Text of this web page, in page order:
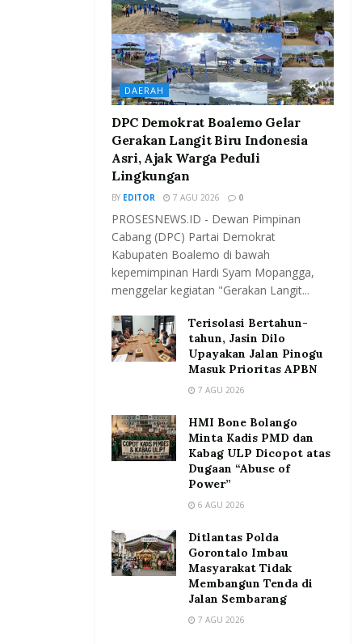
DAERAH
DPC Demokrat Boalemo Gelar
Gerakan Langit Biru Indonesia
Asri, Ajak Warga Peduli
Lingkungan
BY EDITOR 7 AGU 2026 0
PROSESNEWS.ID - Dewan Pimpinan
Cabang (DPC) Partai Demokrat
Kabupaten Boalemo di bawah
kepemimpinan Hardi Syam Mopangga,
menggelar kegiatan "Gerakan Langit...
Terisolasi Bertahun-
tahun, Jasin Dilo
Upayakan Jalan Pinogu
Masuk Prioritas APBN
7 AGU 2026
HMI Bone Bolango
Minta Kadis PMD dan
Kabag ULP Dicopot atas
Dugaan “Abuse of
Power”
6 AGU 2026
Ditlantas Polda
Gorontalo Imbau
Masyarakat Tidak
Membangun Tenda di
Jalan Sembarang
7 AGU 2026